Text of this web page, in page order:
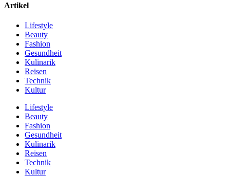
Artikel
Lifestyle
Beauty
Fashion
Gesundheit
Kulinarik
Reisen
Technik
Kultur
Lifestyle
Beauty
Fashion
Gesundheit
Kulinarik
Reisen
Technik
Kultur